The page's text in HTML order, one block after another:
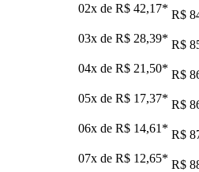
02x de R$ 42,17* R$
03x de R$ 28,39* R$
04x de R$ 21,50* R$
05x de R$ 17,37* R$
06x de R$ 14,61 * R$
07x de R$ 12,65* R$